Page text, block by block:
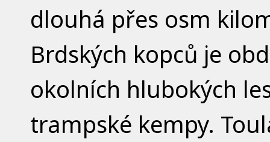
dlouhá přes osm
Brdských kopců je
okolních hlubokých
trampské kempy.